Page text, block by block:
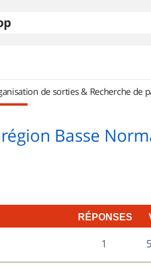
de sorties & Recherche de
Basse
RÉPONSES
1
é